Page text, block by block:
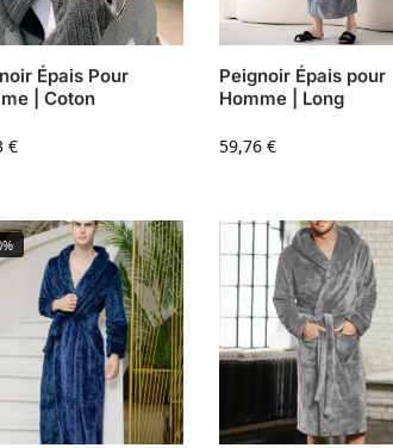
Épais Pour
| Coton
€
Peignoir Épais pour
Homme | Long
59,76€